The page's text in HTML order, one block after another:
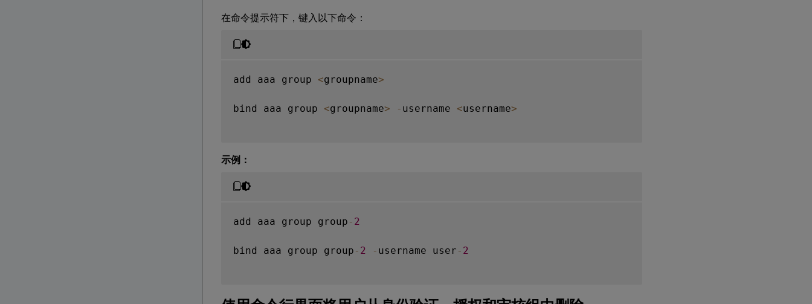
在命令提示符下，键入以下命令：
add aaa group <groupname>
bind aaa group <groupname> - username <username>
示例：
add aaa group group - 2
bind aaa group group - 2 - username user - 2